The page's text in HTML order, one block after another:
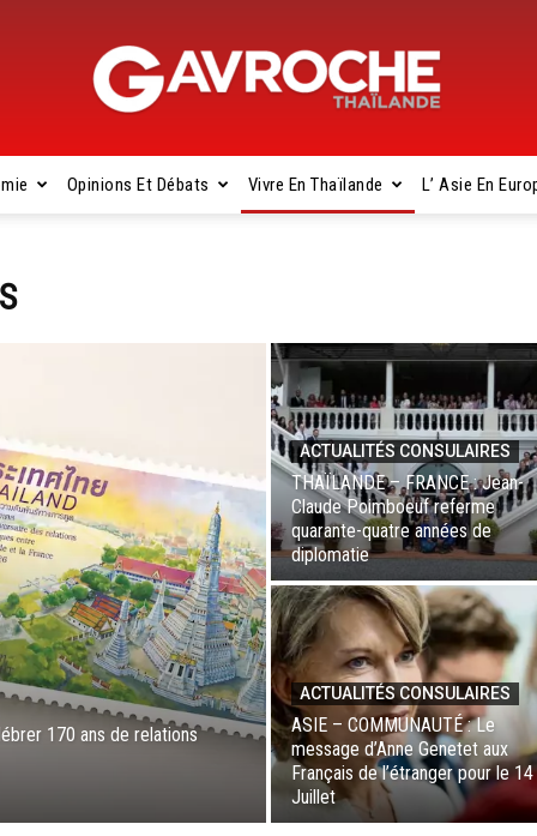
Gavroche
Thaïlande
Opinions Et Débats Vivre En Thaïlande L’ Asie En
170 ans de relations
ACTUALITÉS CONSULAIRES
THAÏLANDE – FRANCE : Jean-
Claude Poimboeuf referme
quarante-quatre années de
diplomatie
ACTUALITÉS CONSULAIRES
ASIE – COMMUNAUTÉ : Le
message d’Anne Genetet aux
Français de l’étranger pour le 14
Juillet